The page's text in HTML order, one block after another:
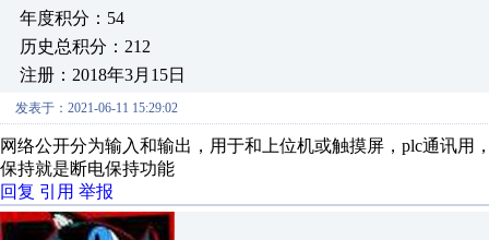
年度积分：54
历史总积分：212
注册：2018年3月15日
发表于：2021-06-11 15:29:02
网络公开分为输入和输出，用于和上位机或触摸屏，plc通讯用
保持就是断电保持功能
回复 引用 举报